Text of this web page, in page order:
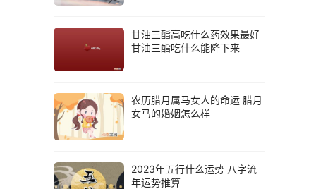
甘油三酯高吃什么药效果最好
甘油三酯吃什么能降下来
农历腊月属马女人的命运 腊月
女马的婚姻怎么样
2023年五行什么运势 八字流
年运势推算